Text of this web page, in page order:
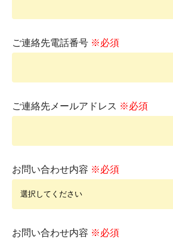
ご連絡先電話番号 ※必須
ご連絡先メールアドレス ※必須
お問い合わせ内容 ※必須
お問い合わせ内容 ※必須